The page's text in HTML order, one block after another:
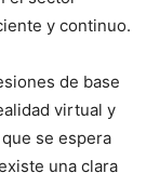
y continuo.
de base
virtual y
se espera
una clara